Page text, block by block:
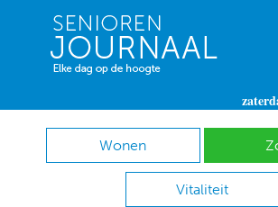
Wonen
Vitaliteit